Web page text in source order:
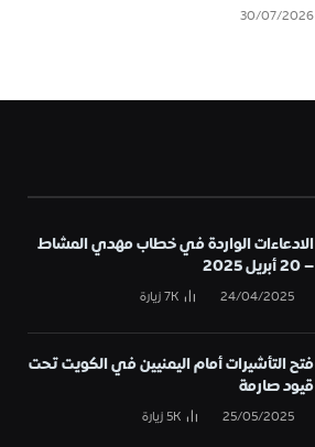
30/07/2026
الادعاءات الواردة في خطاب مهدي المشاط
– 20 أبريل 2025
24/04/2025
7Kزيارة
فتح التأشيرات أمام اليمنيين في الكويت تحت
قيود صارمة
25/05/2025
5Kزيارة